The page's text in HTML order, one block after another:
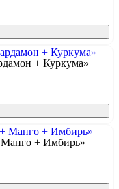
+ Куркума»
+ Имбирь»